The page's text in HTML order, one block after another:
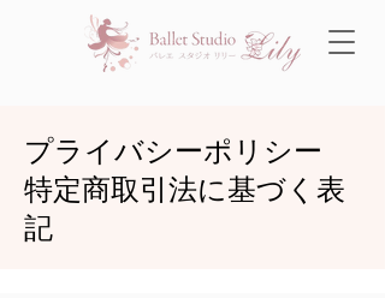
プライバシーポリシー
​特定商取引法に基づく表
記